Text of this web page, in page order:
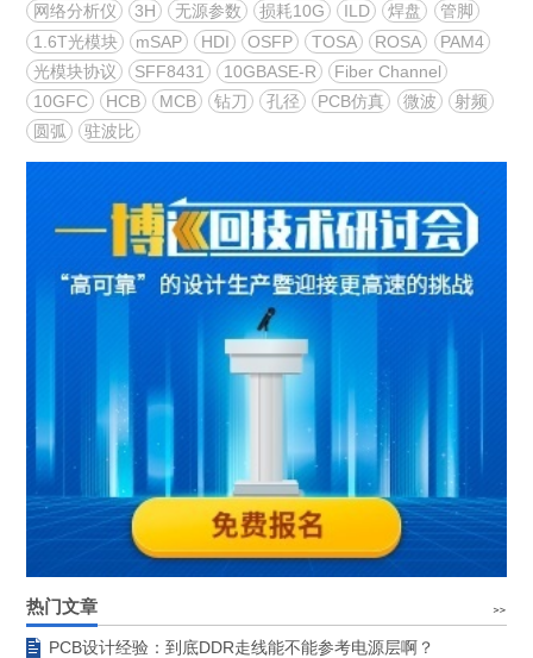
网络分析仪
3H 无源参数 损耗10G ILD 焊盘
管脚
1.6T光模块
mSAP HDI OSFP TOSA ROSA
PAM4
光模块协议
SFF8431 10GBASE-R
Fiber Channel
10GFC
HCB MCB 钻刀 孔径 PCB仿真 微波
射频
圆弧
驻波比
热门文章
PCB设计经验：到底DDR走线能不能参考电源层啊？